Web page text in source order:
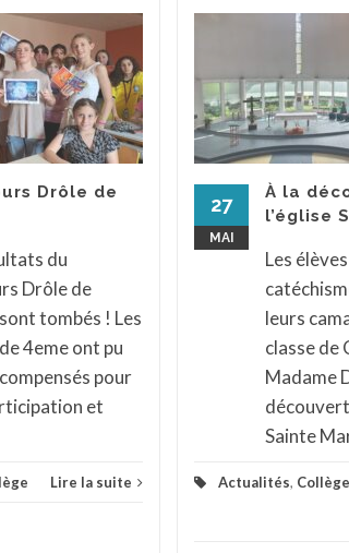
Drôle de
du
Drôle de
tombés ! Les
4eme ont pu
pour
et
Lire la suite
27
MAI
À la
l’église
Les
leurs
classe de
Madame
Sainte
Actualités, Collège